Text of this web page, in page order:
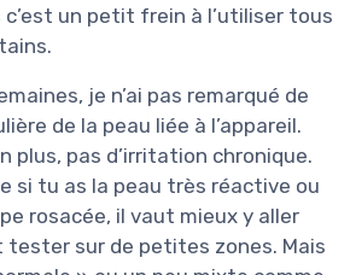
un petit frein à l’utiliser tous
je n’ai pas remarqué de
de la peau liée à l’appareil.
plus, pas d’irritation chronique.
si tu as la peau très réactive ou
rosacée, il vaut mieux y aller
tester sur de petites zones. Mais